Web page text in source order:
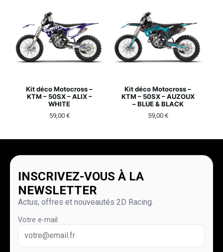
Kit déco Motocross –
KTM – 50SX – ALIX –
WHITE
59,00 €
Kit déco Motocross –
KTM – 50SX – AUZOUX
– BLUE & BLACK
59,00 €
INSCRIVEZ-VOUS À LA
NEWSLETTER
Actus, offres et nouveautés 2D Racing.
Votre e-mail